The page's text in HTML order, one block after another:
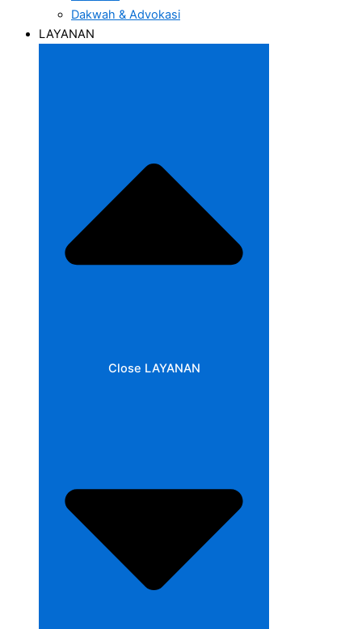
Dakwah & Advokasi
LAYANAN
Close LAYANAN